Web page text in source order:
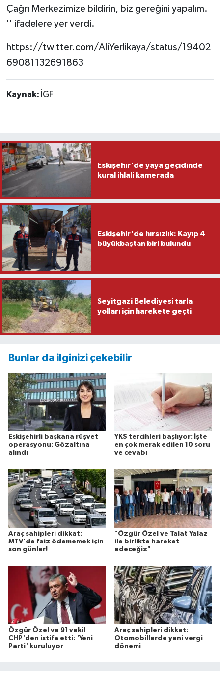
Çağrı Merkezimize bildirin, biz gereğini yapalım.
'' ifadelere yer verdi.
https://twitter.com/AliYerlikaya/status/19402
69081132691863
Kaynak: İGF
Eskişehir'de yaya geçidinde
kural ihlali kamerada
Eskişehir'de hırsızlık: Kayıp 4
büyükbaştan biri bulundu
Seyitgazi Belediyesi tarla
yolları için harekete geçti
Bunlar da ilginizi çekebilir
Eskişehirli başkana rüşvet
operasyonu: Gözaltına
alındı
YKS tercihleri başlıyor: İşte
en çok merak edilen 10 soru
ve cevabı
Araç sahipleri dikkat:
MTV'de faiz ödememek için
son günler!
"Özgür Özel ve Talat Yalaz
ile birlikte hareket
edeceğiz"
Özgür Özel ve 91 vekil
CHP'den istifa etti: 'Yeni
Parti' kuruluyor
Araç sahipleri dikkat:
Otomobillerde yeni vergi
dönemi